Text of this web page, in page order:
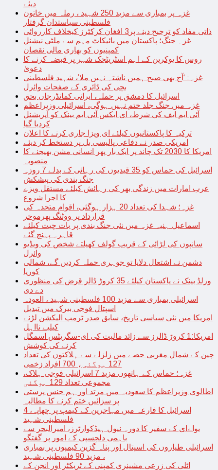
دیئے
غزہ پر بمباری سے مزید 250 شہید ، رملہ میں خاتون
فلسطینی سیاستدان گرفتار
ذاتی مفاد کو ترجیح دینے پر3 افغان کرکٹرز کیخلاف کارروائی
غزہ جنگ؛ پاکستان میں بائیکاٹ مہم سے ملٹی نیشنل
کمپنیوں کو بھاری مالی نقصان
روس کا یوکرین کے اہم اسٹریٹجک شہر پر قبضہ کرنے کا
دعویٰ
غزہ: ‘آج بھی صبح ہمیں ناشتہ نہیں ملا’، شہید فلسطینی
بچی کی ڈائری کے صفحات وائرل
اسرائیل کا دمشق پر حملہ، ایرانی کمانڈرجاں بحق
غزہ میں جنگ جلد ختم نہیں ہوگی، اسرائیلی وزیراعظم
آئی ایم ایف کی شرط، ای ایکس آئی ایم بینک کو آپریشنل
کردیا گیا
ترکیہ کا پاکستانیوں کیلئے ای ویزا جاری کرنے کا اعلان
امریکی صدر نے دفاعی پالیسی بل پر دستخط کر دیئے
امریکا کا 2030 تک چاند پر ایک بار پھر انسانی مشن بھیجنے کا
منصوبہ
اسرائیل کی حماس کو 35 قیدیوں کی رہائی کے بدلے 7 روزہ
جنگ بندی کی پیشکش
عرب امارات میں زندگی بھر کی رہائش کیلئے مستقل ویزے
کا اجرا شروع
غزہ؛ شہدا کی تعداد 20 ہزار ہوگئی، اقوام متحدہ کی
قرارداد پر ووٹنگ پھرموخر
اسماعیل ہنیہ غزہ میں نئی جنگ بندی پر بات چیت کیلئے
قاہرہ پہنچ گئے
سانپوں کی لڑائی کے قریب گولف کھیلتے شخص کی ویڈیو
وائرل
دشمن نے اشتعال دلایا تو جوہری حملہ کردیں گے، شمالی
کوریا
ورلڈ بینک نے پاکستان کیلئے 35 کروڑ ڈالر قرض کی منظوری
دے دی
اسرائیلی بمباری سے مزید 100 فلسطینی شہید ، العودہ
اسپتال فوجی بیرک میں تبدیل
امریکا میں نئی سیاسی تاریخ، سابق صدر ٹرمپ الیکشن لڑنے
کیلیے نااہل
امریکا:1 کروڑ ڈالرز سے زائد مالیت کی ای-سگریٹس اسمگل
کرنے کی کوشش
چین کے شمال مغربی حصے میں زلزلے سے ہلاکتوں کی تعداد
127 ہوگئی، 700 افراد زخمی
غزہ؛ حماس کے ہاتھوں مزید 7 اسرائیلی فوجی ہلاک،
مجموعی تعداد 129 ہوگئی
اطالوی وزیراعظم کا سعودیہ میں مرتد اور ہم جنس پرستی
پر سزائیں ختم کرنے کا مطالبہ
اسرائیل کا فارعہ میں مہاجرین کے کیمپ پر چھاپہ، 4
فلسطینی شہید
یواےای کے سفیر کا دورہ نیول ہیڈکوارٹرز، امیرالبحر سے
باہمی دلچسپی کے امور پر گفتگو
اسرائیلی طیاروں کی اسپتال اور پناہ گزین کیمپوں پر بمباری
، مزید 90 فلسطینی شہید
اٹلی کی زرعی مشینری کمپنی کے ٹریکٹر اور انجن کے